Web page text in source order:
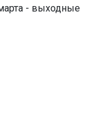
- выходные